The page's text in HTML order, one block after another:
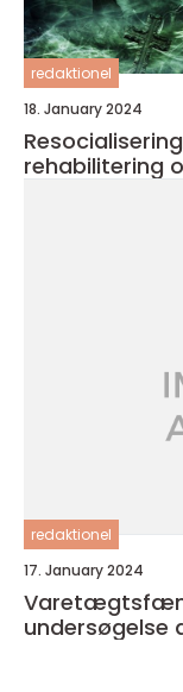
redaktionel
18. January 2024
rehabilitering
redaktionel
17. January 2024
undersøgelse